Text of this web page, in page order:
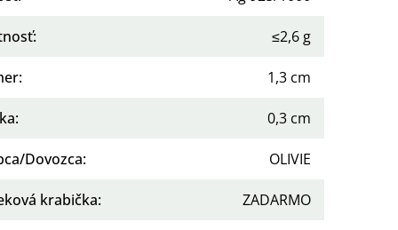
: ≤2,6 g
: 1,3 cm
: 0,3 cm
Dovozca: OLIVIE
krabička: ZADARMO